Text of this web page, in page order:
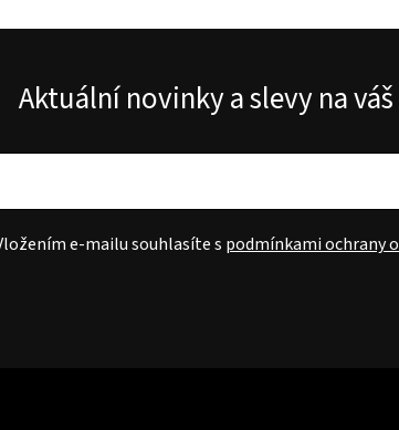
Aktuální novinky a slevy na
e-mailu souhlasíte s podmínkami ochrany